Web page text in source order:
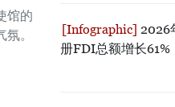
馆的
。
2026
册FDI总额增长61%